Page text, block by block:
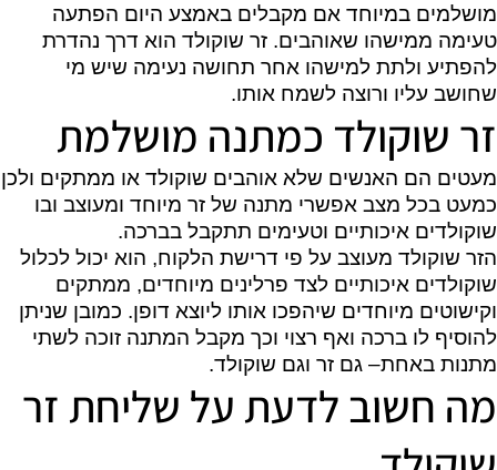
מושלמים במיוחד אם מקבלים באמצע היום הפתעה
טעימה ממישהו שאוהבים. זר שוקולד הוא דרך נהדרת
להפתיע ולתת למישהו אחר תחושה נעימה שיש מי
שחושב עליו ורוצה לשמח אותו.
זר שוקולד כמתנה מושלמת
מעטים הם האנשים שלא אוהבים שוקולד או ממתקים ולכן
כמעט בכל מצב אפשרי מתנה של זר מיוחד ומעוצב ובו
שוקולדים איכותיים וטעימים תתקבל בברכה.
הזר שוקולד מעוצב על פי דרישת הלקוח, הוא יכול לכלול
שוקולדים איכותיים לצד פרלינים מיוחדים, ממתקים
וקישוטים מיוחדים שיהפכו אותו ליוצא דופן. כמובן שניתן
להוסיף לו ברכה ואף רצוי וכך מקבל המתנה זוכה לשתי
מתנות באחת– גם זר וגם שוקולד.
מה חשוב לדעת על שליחת זר